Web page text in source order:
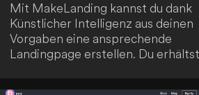
Mit MakeLanding kannst du dank
Künstlicher Intelligenz aus deinen
Vorgaben eine ansprechende
Landingpage erstellen. Du erhältst